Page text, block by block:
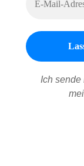
Ich sende